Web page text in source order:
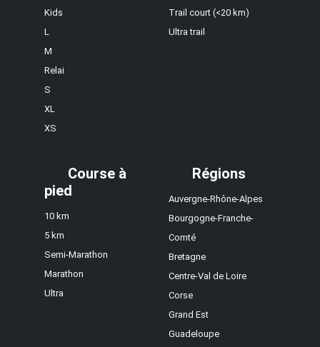
Kids
L
M
Relai
S
XL
XS
Trail court (<20 km)
Ultra trail
Course à
pied
10 km
5 km
Semi-Marathon
Marathon
Ultra
Régions
Auvergne-Rhône-Alpes
Bourgogne-Franche-
Comté
Bretagne
Centre-Val de Loire
Corse
Grand Est
Guadeloupe